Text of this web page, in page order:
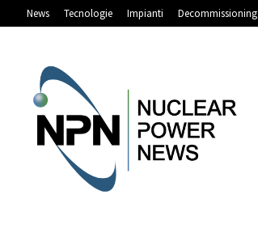
News Tecnologie Impianti Decommissioning